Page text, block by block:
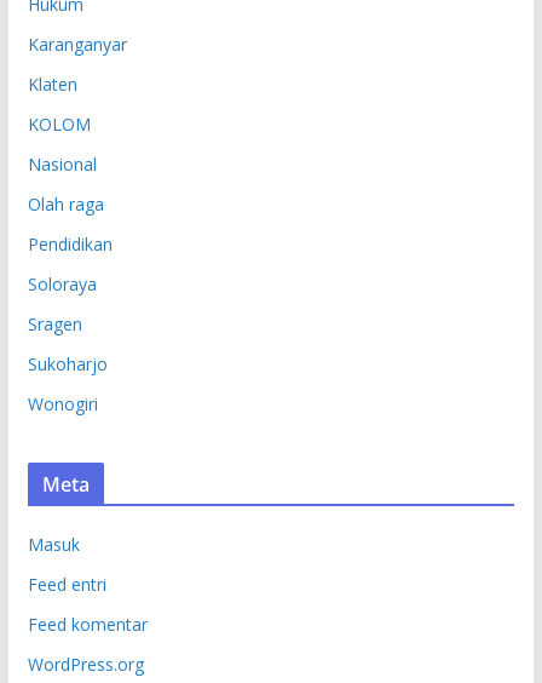
Karanganyar
Klaten
KOLOM
Nasional
Olah raga
Pendidikan
Soloraya
Sragen
Sukoharjo
Wonogiri
Meta
Masuk
Feed entri
Feed komentar
WordPress.org